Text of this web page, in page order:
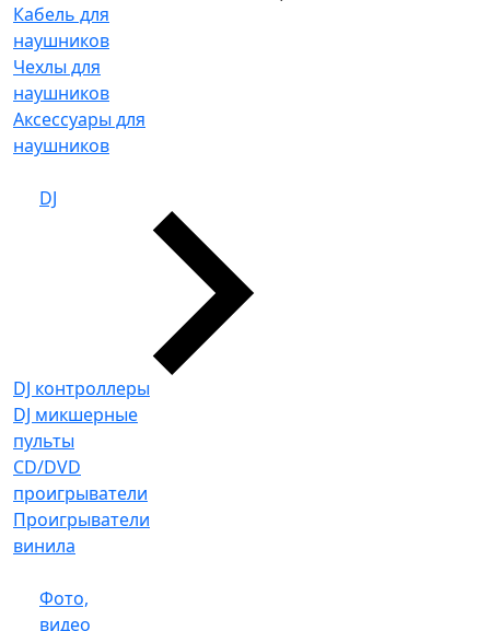
Кабель для
наушников
Чехлы для
наушников
Аксессуары для
наушников
DJ
DJ контроллеры
DJ микшерные
пульты
CD/DVD
проигрыватели
Проигрыватели
винила
Фото,
видео